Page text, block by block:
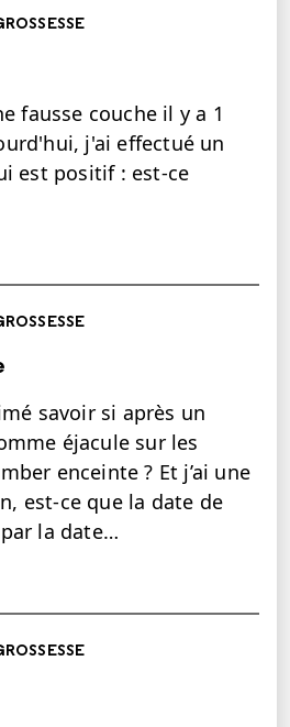
fausse couche il y a 1
j'ai effectué un
est positif : est-ce
savoir si après un
éjacule sur les
enceinte ? Et j’ai une
est-ce que la date de
la date…